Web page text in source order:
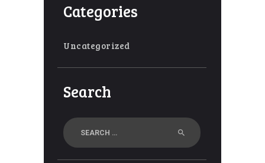
Categories
Uncategorized
Search
Search